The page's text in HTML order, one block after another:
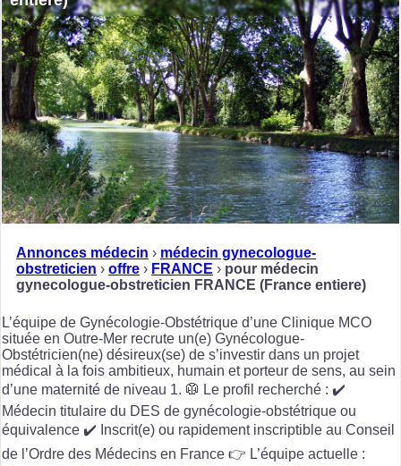
Annonces médecin › médecin gynecologue-
obstreticien › offre › FRANCE › pour médecin
gynecologue-obstreticien FRANCE (France entiere)
L’équipe de Gynécologie-Obstétrique d’une Clinique MCO
située en Outre-Mer recrute un(e) Gynécologue-
Obstétricien(ne) désireux(se) de s’investir dans un projet
médical à la fois ambitieux, humain et porteur de sens, au sein
d’une maternité de niveau 1. 🥼 Le profil recherché : ✔️
Médecin titulaire du DES de gynécologie-obstétrique ou
équivalence ✔️ Inscrit(e) ou rapidement inscriptible au Conseil
de l’Ordre des Médecins en France 👉 L’équipe actuelle :